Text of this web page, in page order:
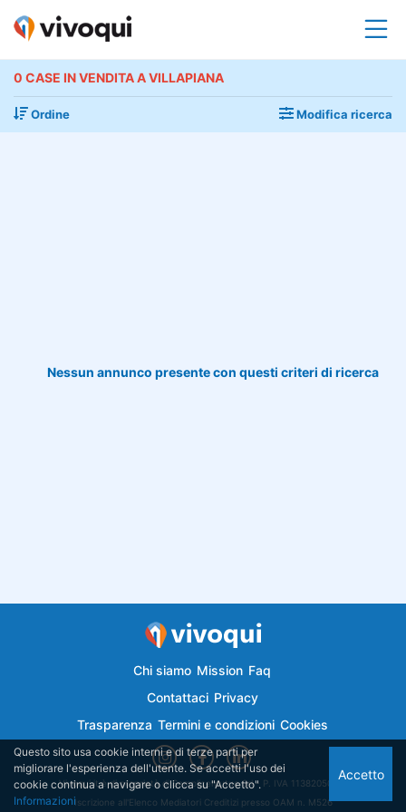
0 CASE IN VENDITA A VILLAPIANA
Ordine Modifica ricerca
Nessun annunco presente con questi criteri di ricerca
Chi siamo Mission Faq
Contattaci Privacy
Trasparenza Termini e condizioni Cookies
Vivoqui.it è di proprietà di Semplicemutuo Srl - P. IVA 11382050018
Iscrizione all'Elenco Mediatori Creditizi presso OAM n. M526
Questo sito usa cookie interni e di terze parti per
migliorare l'esperienza dell'utente. Se accetti l'uso dei
cookie continua a navigare o clicca su "Accetto".
Informazioni
Accetto